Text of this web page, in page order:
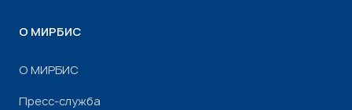
О МИРБИС
О МИРБИС
Пресс-служба